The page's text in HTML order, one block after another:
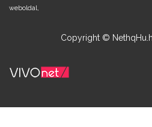
weboldal,
Copyright ©